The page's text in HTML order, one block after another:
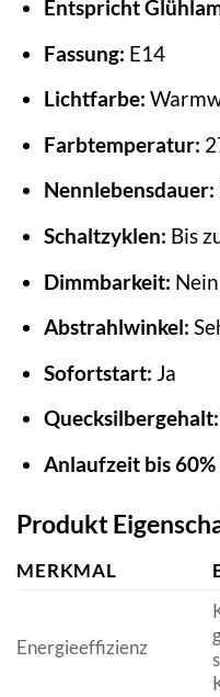
Entspricht
Fassung: E14
Lichtfarbe:
Farbtemperatur:
Nennlebensdauer:
Schaltzyklen: Bis
Dimmbarkeit:
Abstrahlwinkel:
Sofortstart: Ja
Quecksilbergehalt:
Anlaufzeit bis
Produkt
MERKMAL
Energieeffizienz